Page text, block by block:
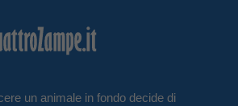
un animale in fondo decide di